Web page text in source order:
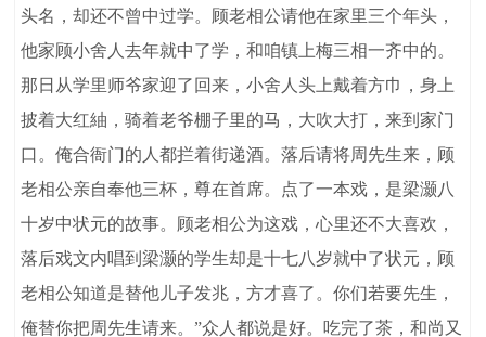
头名，却还不曾中过学。顾老相公请他在家里三个年头，
他家顾小舍人去年就中了学，和咱镇上梅三相一齐中的。
那日从学里师爷家迎了回来，小舍人头上戴着方巾，身上
披着大红紬，骑着老爷棚子里的马，大吹大打，来到家门
口。俺合衙门的人都拦着街递酒。落后请将周先生来，顾
老相公亲自奉他三杯，尊在首席。点了一本戏，是梁灏八
十岁中状元的故事。顾老相公为这戏，心里还不大喜欢，
落后戏文内唱到梁灏的学生却是十七八岁就中了状元，顾
老相公知道是替他儿子发兆，方才喜了。你们若要先生，
俺替你把周先生请来。”众人都说是好。吃完了茶，和尚又